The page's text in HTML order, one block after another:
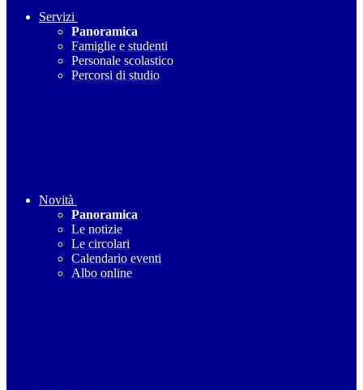
Servizi
Panoramica
Famiglie e studenti
Personale scolastico
Percorsi di studio
Novità
Panoramica
Le notizie
Le circolari
Calendario eventi
Albo online